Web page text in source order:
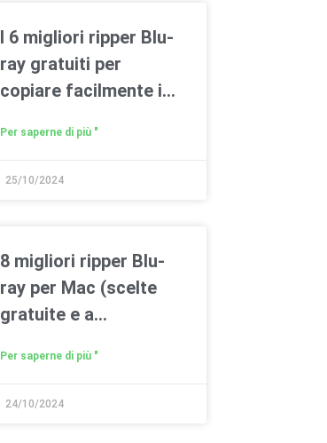
I 6 migliori ripper Blu-
ray gratuiti per
copiare facilmente i
Per saperne di più "
25/10/2024
8 migliori ripper Blu-
ray per Mac (scelte
gratuite e a
Per saperne di più "
24/10/2024